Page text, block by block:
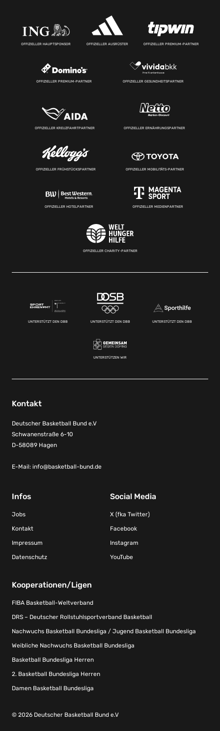
OFFIZIELLER HAUPTSPONSOR OFFIZIELLER AUSRÜSTER OFFIZIELLER PREMIUM-PARTNER
OFFIZIELLER PREMIUM-PARTNER OFFIZIELLER GESUNDHEITSPARTNER
OFFIZIELLER KREUZFAHRTPARTNER OFFIZIELLER ERNÄHRUNGSPARTNER
OFFIZIELLER FRÜHSTÜCKSPARTNER OFFIZIELLER MOBILITÄTS-PARTNER
OFFIZIELLER HOTELPARTNER OFFIZIELLER MEDIENPARTNER
OFFIZIELLER CHARITY-PARTNER
UNTERSTÜTZT DEN DBB UNTERSTÜTZT DEN DBB UNTERSTÜTZT DEN DBB
UNTERSTÜTZEN WIR
Kontakt
Deutscher Basketball Bund e.V
Schwanenstraße 6-10
D-58089 Hagen
E-Mail: info@basketball-bund.de
Infos
Jobs
Kontakt
Impressum
Datenschutz
Social Media
X (fka Twitter)
Facebook
Instagram
YouTube
Kooperationen/Ligen
FIBA Basketball-Weltverband
DRS – Deutscher Rollstuhlsportverband Basketball
Nachwuchs Basketball Bundesliga / Jugend Basketball Bundesliga
Weibliche Nachwuchs Basketball Bundesliga
Basketball Bundesliga Herren
2. Basketball Bundesliga Herren
Damen Basketball Bundesliga
© 2026 Deutscher Basketball Bund e.V